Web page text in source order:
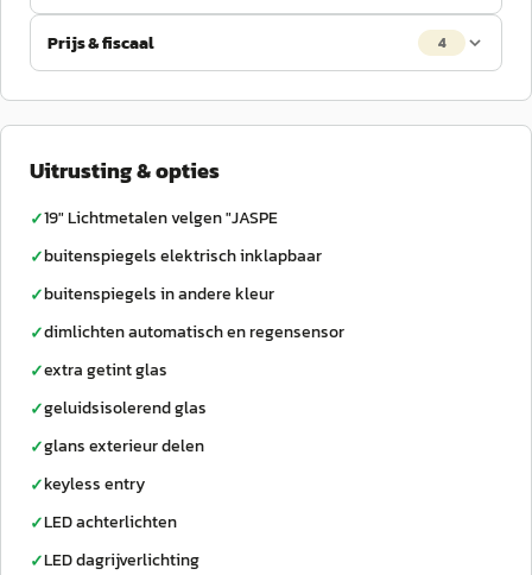
Prijs & fiscaal 4
Uitrusting & opties
✓19" Lichtmetalen velgen "JASPE
✓buitenspiegels elektrisch inklapbaar
✓buitenspiegels in andere kleur
✓dimlichten automatisch en regensensor
✓extra getint glas
✓geluidsisolerend glas
✓glans exterieur delen
✓keyless entry
✓LED achterlichten
✓LED dagrijverlichting